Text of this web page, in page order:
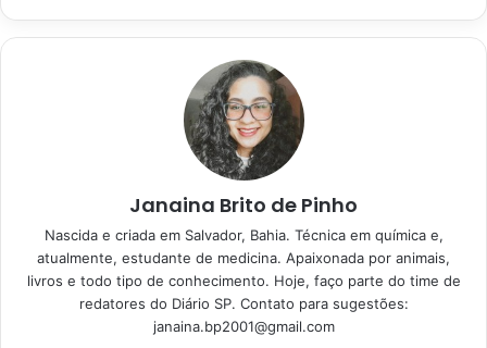
Espada de São Jorge; com essas dicas
incríveis, sua planta vai durar mais;
confira
16/04/2023
Segredos da jardinagem para
iniciantes: não deixe as suas
plantinhas morrerem
08/01/2023
Janaina Brito de Pinho
Nascida e criada em Salvador, Bahia. Técnica em química e,
atualmente, estudante de medicina. Apaixonada por animais,
livros e todo tipo de conhecimento. Hoje, faço parte do time de
redatores do Diário SP. Contato para sugestões:
janaina.bp2001@gmail.com